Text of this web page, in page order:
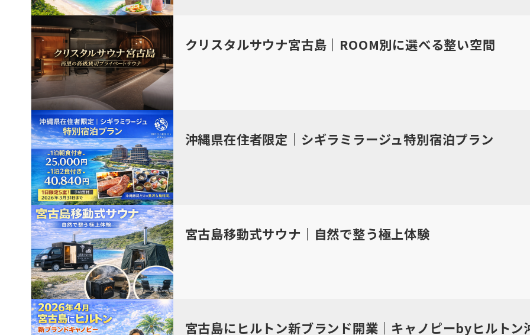
クリスタルサウナ宮古島｜ROOM別に選べる整い空間
沖縄県在住者限定｜シギラミラージュ特別宿泊プラン
宮古島移動式サウナ｜自然で整う極上体験
宮古島にヒルトン新ブランド開業｜キャノピーbyヒルト